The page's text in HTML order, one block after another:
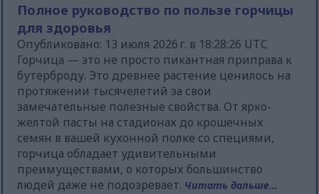
Полное руководство по пользе горчицы
для здоровья
Опубликовано: 13 июля 2026 г. в 18:28:26 UTC
Горчица — это не просто пикантная приправа к
бутерброду. Это древнее растение ценилось на
протяжении тысячелетий за свои
замечательные полезные свойства. От ярко-
желтой пасты на стадионах до крошечных
семян в вашей кухонной полке со специями,
горчица обладает удивительными
преимуществами, о которых большинство
людей даже не подозревает. Читать дальше...